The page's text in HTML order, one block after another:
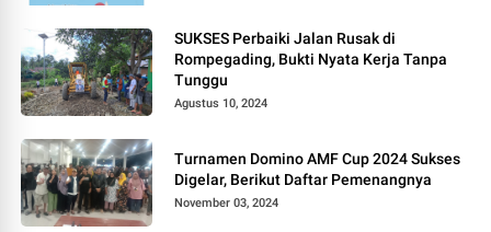
SUKSES Perbaiki Jalan Rusak di
Rompegading, Bukti Nyata Kerja Tanpa
Tunggu
Agustus 10, 2024
Turnamen Domino AMF Cup 2024 Sukses
Digelar, Berikut Daftar Pemenangnya
November 03, 2024